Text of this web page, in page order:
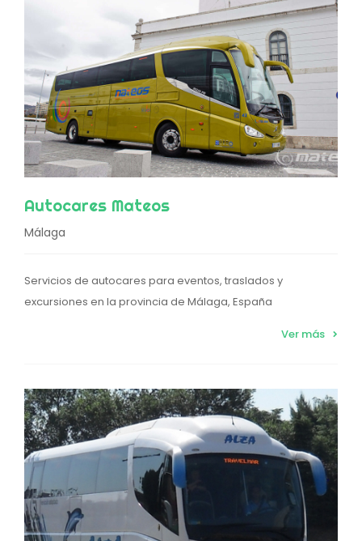
Autocares Mateos
Málaga
Servicios de autocares para eventos, traslados y
excursiones en la provincia de Málaga, España
Ver más